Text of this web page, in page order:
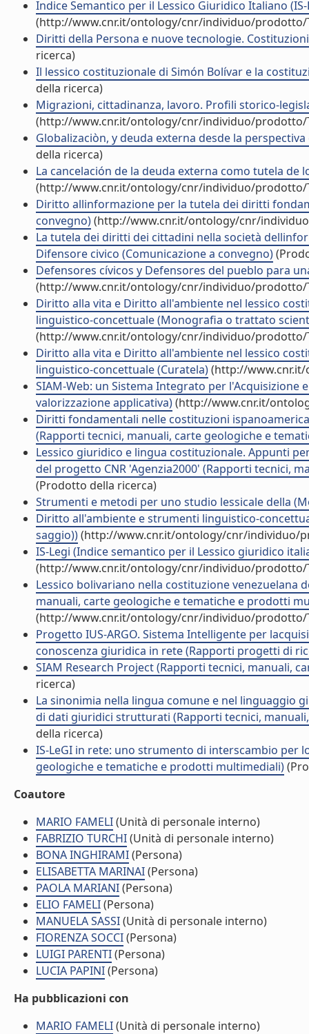
Indice Semantico per il Lessico Giuridico Italiano
(http://www.cnr.it/ontology/cnr/individuo/prodotto/
Diritti della Persona e nuove tecnologie.
ricerca)
Il lessico costituzionale di Simón Bolívar e la
della ricerca)
Migrazioni, cittadinanza, lavoro. Profili storico-
(http://www.cnr.it/ontology/cnr/individuo/prodotto/
Globalizaciòn, y deuda externa desde la
della ricerca)
La cancelación de la deuda externa como tutela
(http://www.cnr.it/ontology/cnr/individuo/prodotto/
Diritto allinformazione per la tutela dei diritti
convegno)(http://www.cnr.it/ontology/cnr/
La tutela dei diritti dei cittadini nella società
Difensore civico (Comunicazione a convegno)
Defensores cívicos y Defensores del pueblo para
(http://www.cnr.it/ontology/cnr/individuo/prodotto/
Diritto alla vita e Diritto all'ambiente nel lessico
linguistico-concettuale (Monografia o trattato
(http://www.cnr.it/ontology/cnr/individuo/prodotto/
Diritto alla vita e Diritto all'ambiente nel lessico
linguistico-concettuale (Curatela)(http://
SIAM-Web: un Sistema Integrato per
valorizzazione applicativa)(http://www.cnr.it/
Diritti fondamentali nelle costituzioni
(Rapporti tecnici, manuali, carte geologiche e
Lessico giuridico e lingua costituzionale. Appunti
del progetto CNR 'Agenzia2000' (Rapporti tecnici,
(Prodotto della ricerca)
Strumenti e metodi per uno studio lessicale della
Diritto all'ambiente e strumenti linguistico-
saggio))(http://www.cnr.it/ontology/cnr/individuo/
IS-Legi (Indice semantico per il Lessico giuridico
(http://www.cnr.it/ontology/cnr/individuo/prodotto/
Lessico bolivariano nella costituzione venezuelana
manuali, carte geologiche e tematiche e prodotti
(http://www.cnr.it/ontology/cnr/individuo/prodotto/
Progetto IUS-ARGO. Sistema Intelligente per
conoscenza giuridica in rete (Rapporti progetti di
SIAM Research Project (Rapporti tecnici, manuali,
ricerca)
La sinonimia nella lingua comune e nel linguaggio
di dati giuridici strutturati (Rapporti tecnici,
della ricerca)
IS-LeGI in rete: uno strumento di interscambio per
geologiche e tematiche e prodotti multimediali)
Coautore
MARIO FAMELI(Unità di personale interno)
FABRIZIO TURCHI(Unità di personale interno)
BONA INGHIRAMI(Persona)
ELISABETTA MARINAI(Persona)
PAOLA MARIANI(Persona)
ELIO FAMELI(Persona)
MANUELA SASSI(Unità di personale interno)
FIORENZA SOCCI(Persona)
LUIGI PARENTI(Persona)
LUCIA PAPINI(Persona)
Ha pubblicazioni con
MARIO FAMELI(Unità di personale interno)